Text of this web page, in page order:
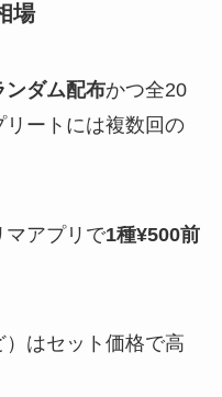
場
ンダム配布かつ全20
ートには複数回の
マアプリで1種¥500前
はセット価格で高